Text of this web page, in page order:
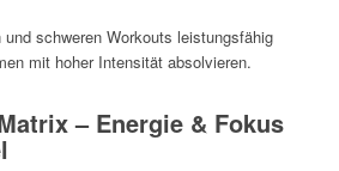
schweren Workouts leistungsfähig
mit hoher Intensität absolvieren.
– Energie & Fokus